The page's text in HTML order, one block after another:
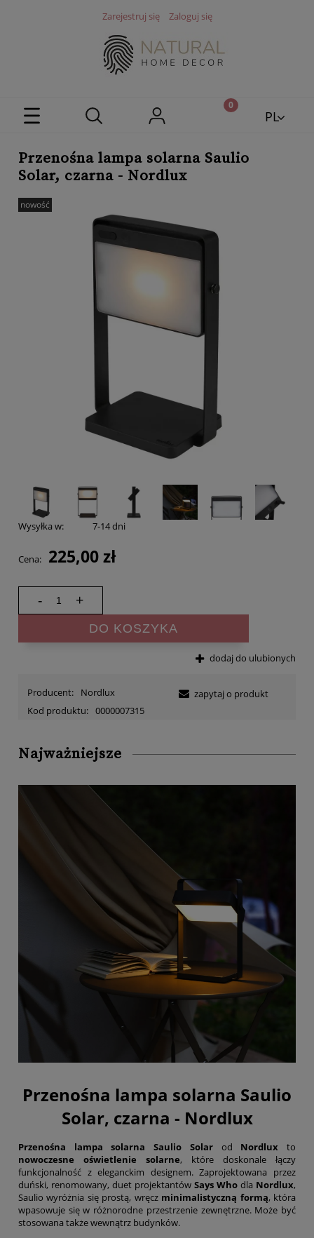
Zarejestruj się Zaloguj się
PL
Przenośna lampa solarna Saulio
Solar, czarna - Nordlux
nowość
Wysyłka w: 7-14 dni
Cena: 225,00 zł
- +
DO KOSZYKA
dodaj do ulubionych
Producent:
Nordlux
Kod produktu: 0000007315
zapytaj o produkt
Najważniejsze
Przenośna lampa solarna Saulio
Solar, czarna - Nordlux
Przenośna lampa solarna Saulio Solarod Nordlux to
nowoczesne oświetlenie solarne, które doskonale łączy
funkcjonalność z eleganckim designem. Zaprojektowana przez
duński, renomowany, duet projektantów Says Who dla Nordlux,
Saulio wyróżnia się prostą, wręcz minimalistyczną formą, która
wpasowuje się w różnorodne przestrzenie zewnętrzne. Może być
stosowana także wewnątrz budynków.